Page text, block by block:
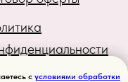
сайта
с условиями обработки